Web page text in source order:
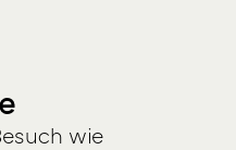
wie